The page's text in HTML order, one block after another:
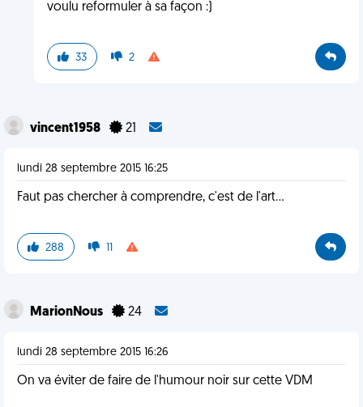
voulu reformuler à sa façon :)
33 2
vincent1958 21
lundi 28 septembre 2015 16:25
Faut pas chercher à comprendre, c'est de l'art...
288 11
MarionNous 24
lundi 28 septembre 2015 16:26
On va éviter de faire de l'humour noir sur cette VDM